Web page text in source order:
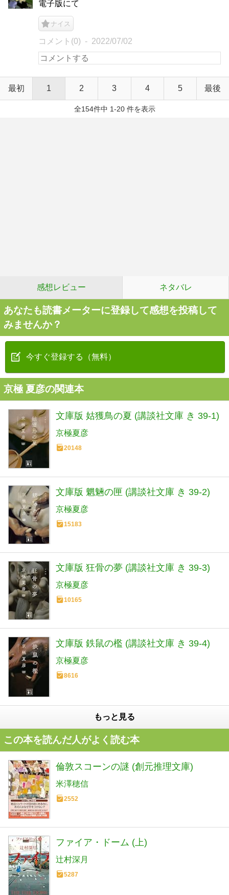
電子版にて
ナイス
コメント(0) 2022/07/02
最初 1 2 3 4 5 最後
全154件中 1-20 件を表示
感想レビュー ネタバレ
あなたも読書メーターに登録して感想を投稿して
みませんか？
今すぐ登録する（無料）
京極 夏彦の関連本
文庫版 姑獲鳥の夏 (講談社文庫 き 39-1)
京極夏彦
20148
文庫版 魍魎の匣 (講談社文庫 き 39-2)
京極夏彦
15183
文庫版 狂骨の夢 (講談社文庫 き 39-3)
京極夏彦
10165
文庫版 鉄鼠の檻 (講談社文庫 き 39-4)
京極夏彦
8616
もっと見る
この本を読んだ人がよく読む本
倫敦スコーンの謎 (創元推理文庫)
米澤穂信
2552
ファイア・ドーム (上)
辻村深月
5287